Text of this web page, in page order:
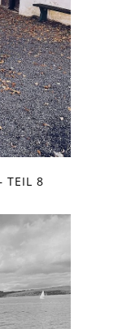
TEIL 8